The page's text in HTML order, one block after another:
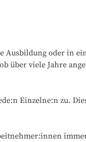
Ausbildung oder in
über viele Jahre
Einzelne:n zu.